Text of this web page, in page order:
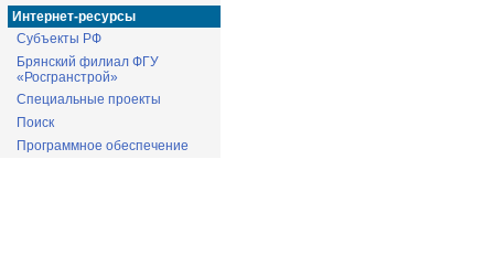
Интернет-ресурсы
Субъекты РФ
Брянский филиал ФГУ
«Росгранстрой»
Специальные проекты
Поиск
Программное обеспечение